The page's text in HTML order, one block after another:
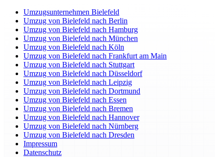
Umzugsunternehmen Bielefeld
Umzug von Bielefeld nach Berlin
Umzug von Bielefeld nach Hamburg
Umzug von Bielefeld nach München
Umzug von Bielefeld nach Köln
Umzug von Bielefeld nach Frankfurt am Main
Umzug von Bielefeld nach Stuttgart
Umzug von Bielefeld nach Düsseldorf
Umzug von Bielefeld nach Leipzig
Umzug von Bielefeld nach Dortmund
Umzug von Bielefeld nach Essen
Umzug von Bielefeld nach Bremen
Umzug von Bielefeld nach Hannover
Umzug von Bielefeld nach Nürnberg
Umzug von Bielefeld nach Dresden
Impressum
Datenschutz